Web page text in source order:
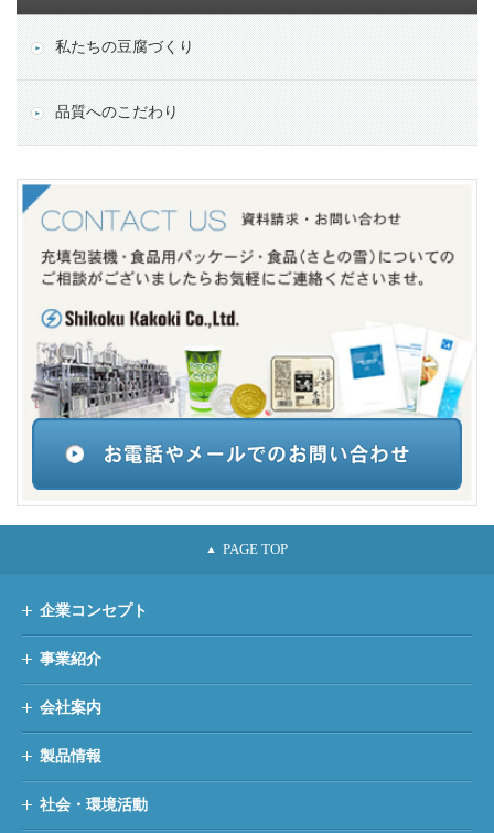
私たちの豆腐づくり
品質へのこだわり
企業コンセプト
事業紹介
会社案内
製品情報
社会・環境活動